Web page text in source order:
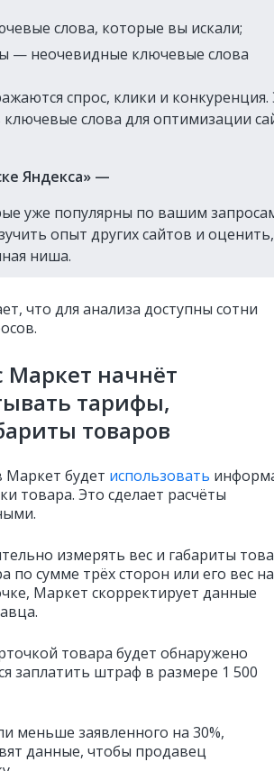
слова, которые вы искали;
— неочевидные ключевые слова
спрос, клики и конкуренция.
слова для оптимизации
Яндекса» —
уже популярны по вашим
опыт других сайтов и оценить,
ниша.
что для анализа доступны сотни
Маркет начнёт
тарифы,
товаров
Маркет будет использовать
товара. Это сделает расчёты
измерять вес и габариты
по сумме трёх сторон или его вес
Маркет скорректирует данные
товара будет обнаружено
заплатить штраф в размере 1 500
меньше заявленного на 30%,
данные, чтобы продавец